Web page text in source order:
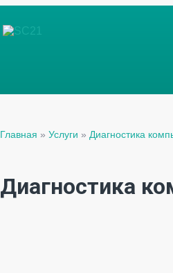
Главная » Услуги » Диагностика
Диагностика